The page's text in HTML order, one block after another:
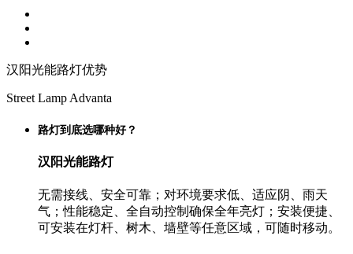
汉阳光能路灯优势
Street Lamp Advanta
路灯到底选哪种好？
汉阳光能路灯
无需接线、安全可靠；对环境要求低、适应阴、雨天
气；性能稳定、全自动控制确保全年亮灯；安装便捷、
可安装在灯杆、树木、墙壁等任意区域，可随时移动。